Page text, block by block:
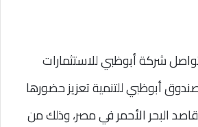
شركة أبوظبي للاستثمارات
أبوظبي للتنمية تعزيز حضورها
البحر الأحمر في مصر، وذلك من